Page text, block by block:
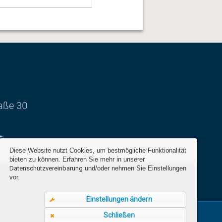
30
Diese Website nutzt Cookies, um bestmögliche Funktionalität
bieten zu können. Erfahren Sie mehr in unserer
Datenschutzvereinbarung und/oder nehmen Sie Einstellungen
vor.
Einstellungen ändern
Schließen